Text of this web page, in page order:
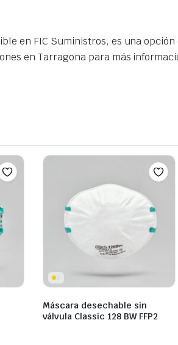
en FIC Suministros, es una
en Tarragona para más
Máscara desechable sin
válvula Classic 128 BW FFP2